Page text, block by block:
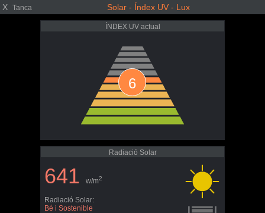
X Tanca Solar - Índex UV - Lux
ÍNDEX UV actual
6
Radiació Solar
641 w/m2
Radiació Solar:
Bé i Sostenible